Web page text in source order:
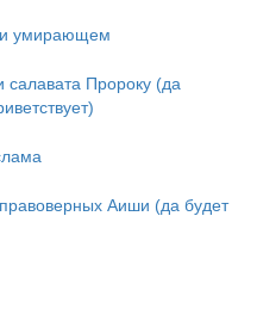
умирающем
Пророку (да
Аиши (да будет